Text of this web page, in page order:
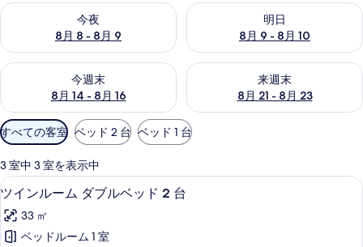
今夜
8月 8 - 8月 9
今夜 8月 8 - 8月 9 の空室状況をチェック
明日
8月 9 - 8月 10
明日 8月 9 - 8月 10 の空室状
今週末
8月 14 - 8月 16
今週末 8月 14 - 8月 16 の空室状況をチェック
来週末
8月 21 - 8月 23
来週末 8月 21 - 8月 23 の空室
利
用
可
能
な
客
室
すべての客室 ベッド 2 台 ベッド 1 台
3 室中 3 室を表示中
ツ
イ
ン
ツインルーム ダブルベッド 2 台 | 高
3
ツインルーム ダブルベッド 2 台
33 ㎡
ベッドルーム 1 室